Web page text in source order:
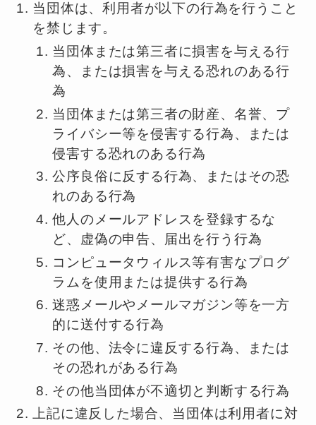
当団体は、利用者が以下の行為を行うこと
を禁じます。
当団体または第三者に損害を与える行
為、または損害を与える恐れのある行
為
当団体または第三者の財産、名誉、プ
ライバシー等を侵害する行為、または
侵害する恐れのある行為
公序良俗に反する行為、またはその恐
れのある行為
他人のメールアドレスを登録するな
ど、虚偽の申告、届出を行う行為
コンピュータウィルス等有害なプログ
ラムを使用または提供する行為
迷惑メールやメールマガジン等を一方
的に送付する行為
その他、法令に違反する行為、または
その恐れがある行為
その他当団体が不適切と判断する行為
上記に違反した場合、当団体は利用者に対